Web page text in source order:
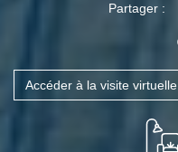
Partager :
Accéder à la visite virtuelle